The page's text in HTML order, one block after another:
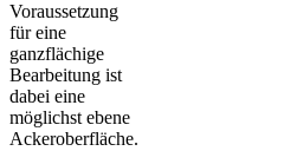
Voraussetzung
für eine
ganzflächige
Bearbeitung ist
dabei eine
möglichst ebene
Ackeroberfläche.